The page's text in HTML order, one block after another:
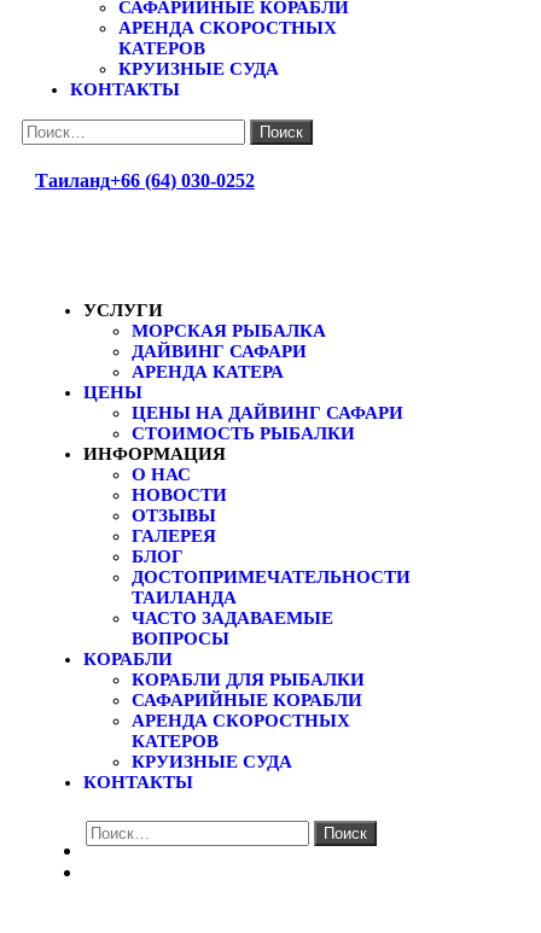
САФАРИЙНЫЕ КОРАБЛИ
АРЕНДА СКОРОСТНЫХ
КАТЕРОВ
КРУИЗНЫЕ СУДА
КОНТАКТЫ
Найти:
Таиланд+66 (64) 030-0252
УСЛУГИ
МОРСКАЯ РЫБАЛКА
ДАЙВИНГ САФАРИ
АРЕНДА КАТЕРА
ЦЕНЫ
ЦЕНЫ НА ДАЙВИНГ САФАРИ
СТОИМОСТЬ РЫБАЛКИ
ИНФОРМАЦИЯ
О НАС
НОВОСТИ
ОТЗЫВЫ
ГАЛЕРЕЯ
БЛОГ
ДОСТОПРИМЕЧАТЕЛЬНОСТИ
ТАИЛАНДА
ЧАСТО ЗАДАВАЕМЫЕ
ВОПРОСЫ
КОРАБЛИ
КОРАБЛИ ДЛЯ РЫБАЛКИ
САФАРИЙНЫЕ КОРАБЛИ
АРЕНДА СКОРОСТНЫХ
КАТЕРОВ
КРУИЗНЫЕ СУДА
КОНТАКТЫ
Найти: